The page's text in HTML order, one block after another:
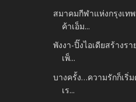
สมาคมกีฬาแห่งกรุงเท
ค้าเอ็ม...
พังงา-ปิ๊งไอเดียสร้างร
เพ็...
บางครั้ง…ความรักก็เริ่
เร...